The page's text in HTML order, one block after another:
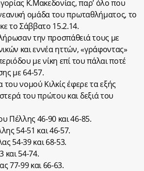
Κ.Μακεδονίας, παρ’ όλο που
ομάδα του πρωταθλήματος, το
το Σάββατο 15.2.14.
την προσπάθειά τους με
και εννέα ηττών, «γράφοντας»
με νίκη επί του πάλαι ποτέ
με 64-57.
του νομού Κιλκίς έφερε τα εξής
του πρώτου και δεξιά του
Πέλλης 46-90 και 46-85.
54-51 και 46-57.
54-39 και 68-53.
και 54-74.
77-99 και 66-63.